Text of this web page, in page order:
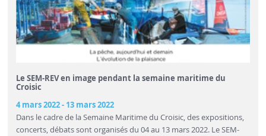
Le SEM-REV en image pendant la semaine maritime du
Croisic
4 mars 2022- 13 mars 2022
Dans le cadre de la Semaine Maritime du Croisic, des expositions,
concerts, débats sont organisés du 04 au 13 mars 2022. Le SEM-